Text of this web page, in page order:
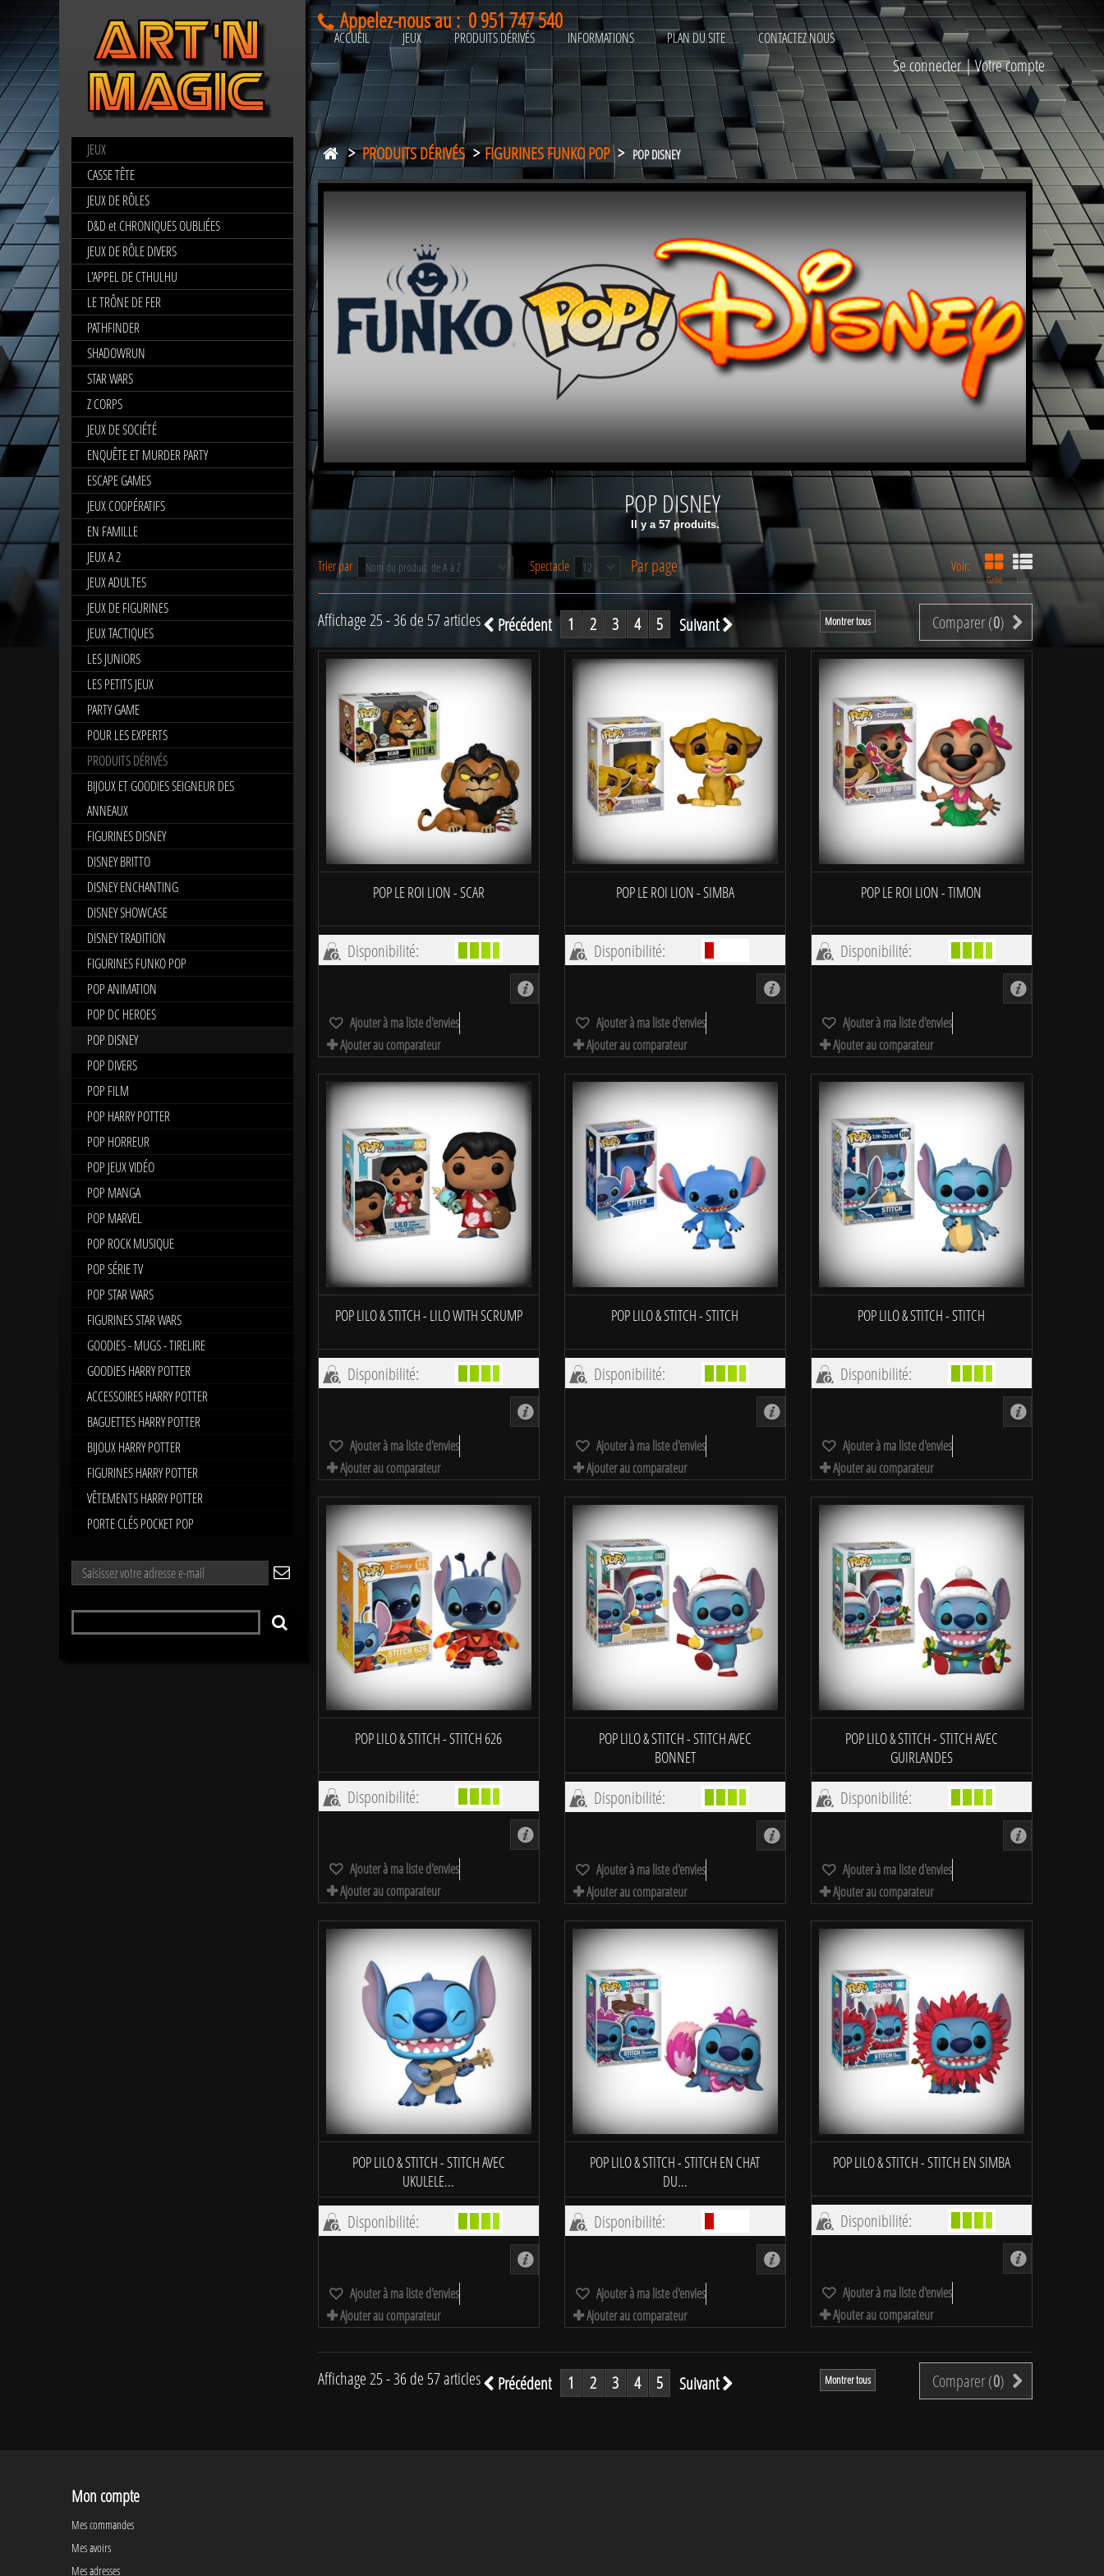
POP
DISNEY
JEUX
CASSE TÊTE
JEUX DE RÔLES
D&D et CHRONIQUES OUBLIÉES
JEUX DE RÔLE DIVERS
L'APPEL DE CTHULHU
LE TRÔNE DE FER
PATHFINDER
SHADOWRUN
STAR WARS
Z CORPS
JEUX DE SOCIÉTÉ
ENQUÊTE ET MURDER PARTY
ESCAPE GAMES
JEUX COOPÉRATIFS
EN FAMILLE
JEUX A 2
JEUX ADULTES
JEUX DE FIGURINES
JEUX TACTIQUES
LES JUNIORS
LES PETITS JEUX
PARTY GAME
POUR LES EXPERTS
PRODUITS DÉRIVÉS
BIJOUX ET GOODIES SEIGNEUR DES
ANNEAUX
FIGURINES DISNEY
DISNEY BRITTO
DISNEY ENCHANTING
DISNEY SHOWCASE
DISNEY TRADITION
FIGURINES FUNKO POP
POP ANIMATION
POP DC HEROES
POP DISNEY
POP DIVERS
POP FILM
POP HARRY POTTER
POP HORREUR
POP JEUX VIDÉO
POP MANGA
POP MARVEL
POP ROCK MUSIQUE
POP SÉRIE TV
POP STAR WARS
FIGURINES STAR WARS
GOODIES - MUGS - TIRELIRE
GOODIES HARRY POTTER
ACCESSOIRES HARRY POTTER
BAGUETTES HARRY POTTER
BIJOUX HARRY POTTER
FIGURINES HARRY POTTER
VÊTEMENTS HARRY POTTER
PORTE CLÉS POCKET POP
LETTRE
Rechercher
un
Appelez-nous au : 0 951 747 540
ACCUEIL JEUX PRODUITS DÉRIVÉS INFORMATIONS PLAN DU SITE CONTACTEZ NOUS
Se connecter|Votre compte
> PRODUITS DÉRIVÉS > FIGURINES FUNKO POP > POP DISNEY
POP DISNEY
Il y a 57 produits.
Voir:
Grille Liste
Trier par Nom du produit: de A à Z Spectacle 12 Par page
Comparer (0)
Montrer tous
Précédent 1 2 3 4 5 Suivant
Affichage 25 - 36 de 57 articles
POP LE ROI LION - SCAR
Disponibilité:
Ajouter à ma liste d'envies
Ajouter au comparateur
POP LE ROI LION - SIMBA
Disponibilité:
Ajouter à ma liste d'envies
Ajouter au comparateur
POP LE ROI LION - TIMON
Disponibilité:
Ajouter à ma liste d'envies
Ajouter au comparateur
POP LILO & STITCH - LILO WITH SCRUMP
Disponibilité:
Ajouter à ma liste d'envies
Ajouter au comparateur
POP LILO & STITCH - STITCH
Disponibilité:
Ajouter à ma liste d'envies
Ajouter au comparateur
POP LILO & STITCH - STITCH
Disponibilité:
Ajouter à ma liste d'envies
Ajouter au comparateur
POP LILO & STITCH - STITCH 626
Disponibilité:
Ajouter à ma liste d'envies
Ajouter au comparateur
POP LILO & STITCH - STITCH AVEC
BONNET
Disponibilité:
Ajouter à ma liste d'envies
Ajouter au comparateur
POP LILO & STITCH - STITCH AVEC
GUIRLANDES
Disponibilité:
Ajouter à ma liste d'envies
Ajouter au comparateur
POP LILO & STITCH - STITCH AVEC
UKULELE...
Disponibilité:
Ajouter à ma liste d'envies
Ajouter au comparateur
POP LILO & STITCH - STITCH EN CHAT
DU...
Disponibilité:
Ajouter à ma liste d'envies
Ajouter au comparateur
POP LILO & STITCH - STITCH EN SIMBA
Disponibilité:
Ajouter à ma liste d'envies
Ajouter au comparateur
Comparer (0)
Montrer tous
Précédent 1 2 3 4 5 Suivant
Affichage 25 - 36 de 57 articles
Mon compte
Mes commandes
Mes avoirs
Mes adresses